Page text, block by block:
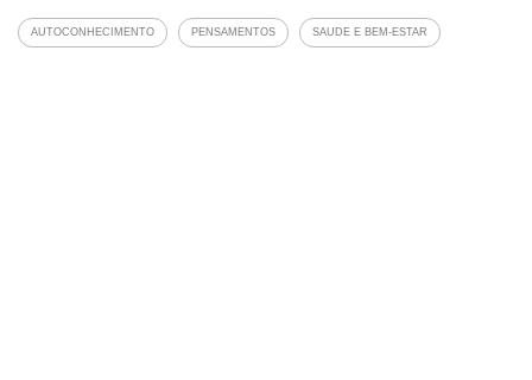
AUTOCONHECIMENTO PENSAMENTOS SAUDE E BEM-ESTAR